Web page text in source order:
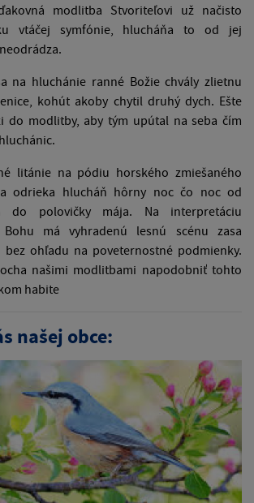
modlitba Stvoriteľovi už načisto
vtáčej symfónie, hlucháňa to od jej
ranné Božie chvály zlietnu
kohút akoby chytil druhý dych. Ešte
do modlitby, aby tým upútal na seba čím
na pódiu horského zmiešaného
odrieka hlucháň hôrny noc čo noc od
do polovičky mája. Na interpretáciu
Bohu má vyhradenú lesnú scénu zasa
ohľadu na poveternostné podmienky.
našimi modlitbami napodobniť tohto
habite
našej obce: